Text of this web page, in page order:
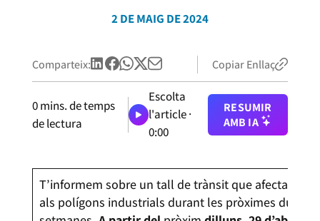
2 DE MAIG DE 2024
Comparteix: Copiar Enllaç
0mins. de temps
de lectura
Escolta
l'article ·
0:00
RESUMIR
AMB IA
T’informem sobre un tall de trànsit que afectarà
als polígons industrials durant les pròximes dues